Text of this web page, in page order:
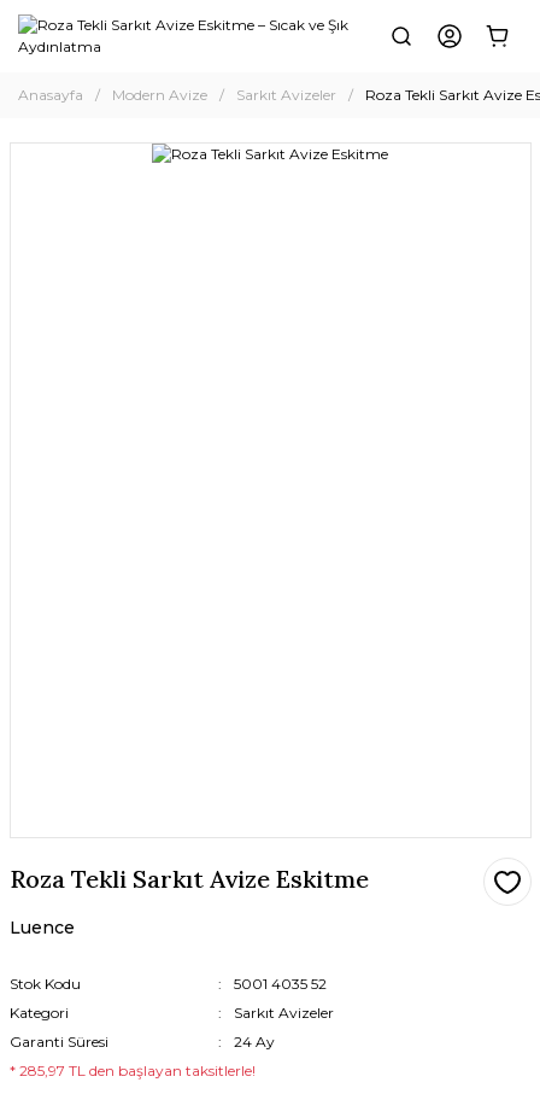
Anasayfa Modern Avize Sarkıt Avizeler Roza Tekli Sarkıt Avize
Roza Tekli Sarkıt Avize Eskitme
Luence
Stok Kodu
5001 4035 52
Kategori
Sarkıt Avizeler
Garanti Süresi
24 Ay
* 285,97 TL den başlayan taksitlerle!